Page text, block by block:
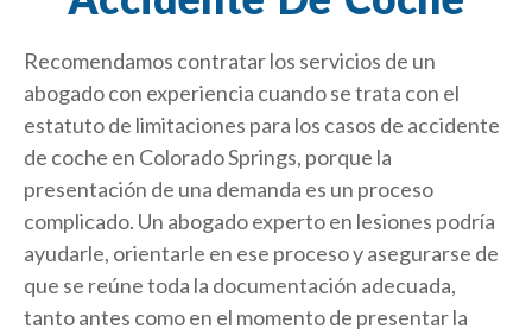
Recomendamos contratar los servicios de un
abogado con experiencia cuando se trata con el
estatuto de limitaciones para los casos de accidente
de coche en Colorado Springs, porque la
presentación de una demanda es un proceso
complicado. Un abogado experto en lesiones podría
ayudarle, orientarle en ese proceso y asegurarse de
que se reúne toda la documentación adecuada,
tanto antes como en el momento de presentar la